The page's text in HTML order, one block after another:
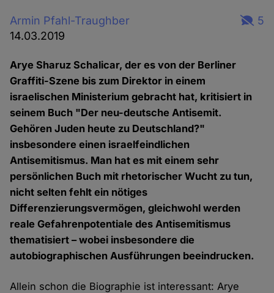
Armin Pfahl-Traughber
14.03.2019
5
Arye Sharuz Schalicar, der es von der Berliner
Graffiti-Szene bis zum Direktor in einem
israelischen Ministerium gebracht hat, kritisiert in
seinem Buch "Der neu-deutsche Antisemit.
Gehören Juden heute zu Deutschland?"
insbesondere einen israelfeindlichen
Antisemitismus. Man hat es mit einem sehr
persönlichen Buch mit rhetorischer Wucht zu tun,
nicht selten fehlt ein nötiges
Differenzierungsvermögen, gleichwohl werden
reale Gefahrenpotentiale des Antisemitismus
thematisiert – wobei insbesondere die
autobiographischen Ausführungen beeindrucken.
Allein schon die Biographie ist interessant: Arye